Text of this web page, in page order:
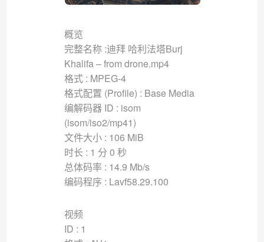
概览
完整名称 :迪拜 哈利法塔Burj
Khalifa – from drone.mp4
格式 : MPEG-4
格式配置 (Profile) : Base Media
编解码器 ID : isom
(isom/iso2/mp41)
文件大小 : 106 MiB
时长 : 1 分 0 秒
总体码率 : 14.9 Mb/s
编码程序 : Lavf58.29.100
视频
ID : 1